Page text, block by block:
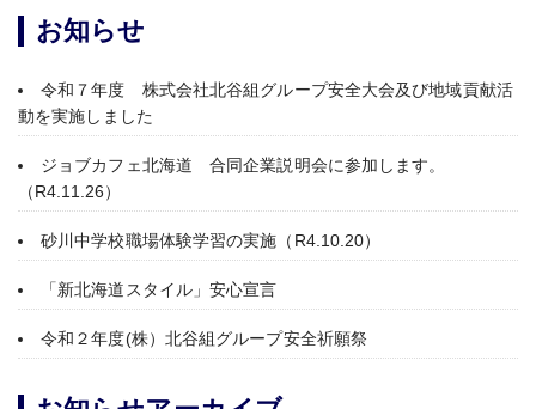
お知らせ
令和７年度 株式会社北谷組グループ安全大会及び地域貢献活
動を実施しました
ジョブカフェ北海道 合同企業説明会に参加します。
（R4.11.26）
砂川中学校職場体験学習の実施（R4.10.20）
「新北海道スタイル」安心宣言
令和２年度(株）北谷組グループ安全祈願祭